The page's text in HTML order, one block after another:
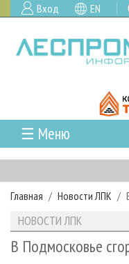
Вход EN
☰ Меню
ГЛАВНАЯ
РУБРИКИ И ТЕМЫ
РУБРИКИ ЖУРНАЛА
ЛЕСНОЕ ХОЗЯЙСТВО
ЛЕСОЗАГОТОВКА
НОВОСТИ
КАЛЕНДАРЬ
НОВОСТИ ЛПК
ПРОЕКТЫ ЛПИ
АНАЛИТИКА
АРХИВ
Главная Новости ЛПК
НОВОСТИ ЛПК
В Подмосковье